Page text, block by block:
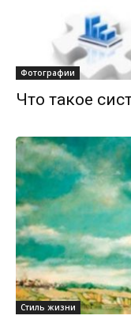
Фотографии
Что такое
Стиль жизни